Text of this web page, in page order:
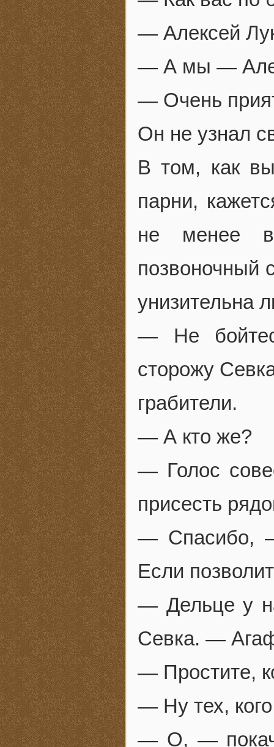
— Алексей
— А мы —
— Очень
Он не узнал
В том, как
парни,
не менее
позвоночный
унизительна
— Не
сторожу
грабители.
— А кто же?
— Голос
присесть
— Спасибо,
Если
— Дельце у
Севка. —
— Простите,
— Ну тех,
— О, —